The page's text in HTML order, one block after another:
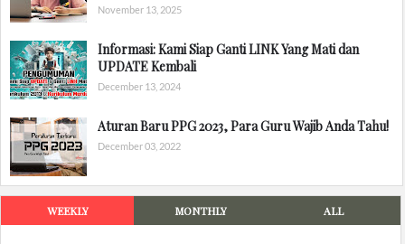
November 13, 2025
Informasi: Kami Siap Ganti LINK Yang Mati dan
UPDATE Kembali
December 13, 2024
Aturan Baru PPG 2023, Para Guru Wajib Anda Tahu!
December 03, 2022
WEEKLY MONTHLY ALL